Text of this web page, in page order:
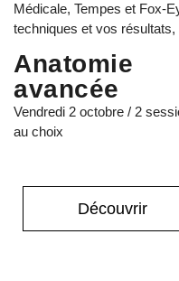
Médicale, Tempes et Fox-
techniques et vos
Anatomie
avancée
Vendredi 2 octobre / 2
au choix
Découvrir